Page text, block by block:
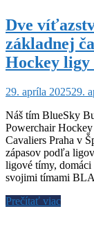
Dve
základnej
Hockey ligy
29. apríla 202529.
Náš tím BlueSky
Powerchair
Cavaliers Praha v
zápasov podľa
ligové tímy, domáci
svojimi tímami
Prečítať viac